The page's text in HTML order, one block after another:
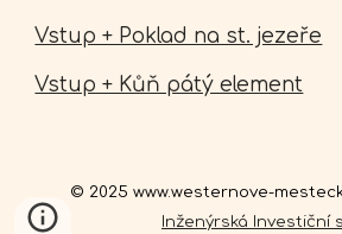
Vstup + Poklad na st. jezeře
Vstup + Kůň pátý element
© 2025 www.westernove-
Inženýrská Investiční